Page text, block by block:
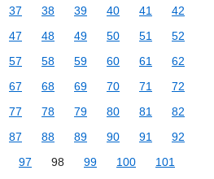
37 38 39 40 41
42
47 48 49 50 51
52
57 58 59 60 61
62
67 68 69 70 71
72
77 78 79 80 81
82
87 88 89 90 91
92
97 98 99 100
101